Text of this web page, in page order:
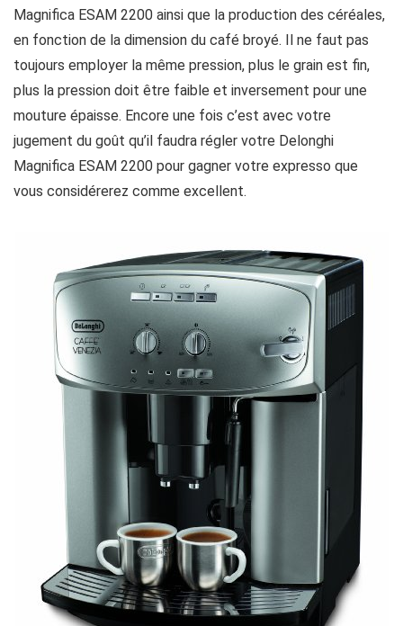
Magnifica ESAM 2200 ainsi que la production des céréales,
en fonction de la dimension du café broyé. Il ne faut pas
toujours employer la même pression, plus le grain est fin,
plus la pression doit être faible et inversement pour une
mouture épaisse. Encore une fois c’est avec votre
jugement du goût qu’il faudra régler votre Delonghi
Magnifica ESAM 2200 pour gagner votre expresso que
vous considérerez comme excellent.